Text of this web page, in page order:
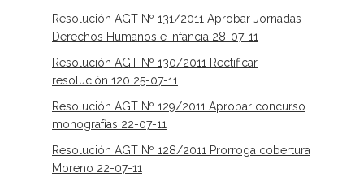
Resolución AGT Nº 131/2011 Aprobar Jornadas
Derechos Humanos e Infancia 28-07-11
Resolución AGT Nº 130/2011 Rectificar
resolución 120 25-07-11
Resolución AGT Nº 129/2011 Aprobar concurso
monografías 22-07-11
Resolución AGT Nº 128/2011 Prorroga cobertura
Moreno 22-07-11